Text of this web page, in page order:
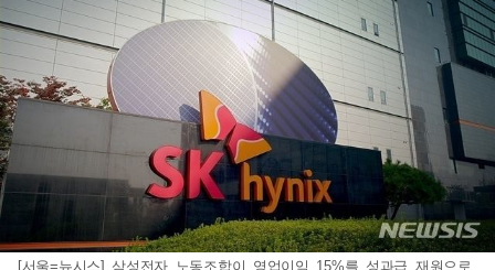
[서울=뉴시스] 삼성전자 노동조합이 영업이익 15%를 성과급 재원으로